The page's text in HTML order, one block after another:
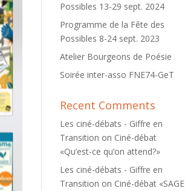
Possibles 13-29 sept. 2024
Programme de la Fête des
Possibles 8-24 sept. 2023
Atelier Bourgeons de Poésie
Soirée inter-asso FNE74-GeT
Recent Comments
Les ciné-débats - Giffre en
Transition on Ciné-débat
«Qu’est-ce qu’on attend?»
Les ciné-débats - Giffre en
Transition on Ciné-débat «SAGE